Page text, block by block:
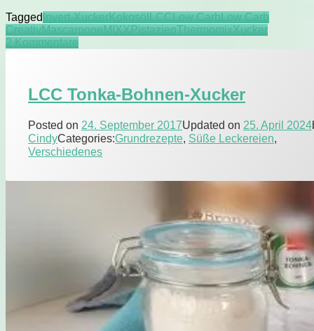
Creme
TaggedInvert-XuckerKokosölLCCLow CarbLow Carb
CreativMascarponeMIXXPistazienThermomixXucker
2 Kommentarezu
LCC Tonka-Bohnen-Xucker
Posted on 24. September 2017Updated on 25. April 2024
CindyCategories:Grundrezepte, Süße Leckereien,
Verschiedenes